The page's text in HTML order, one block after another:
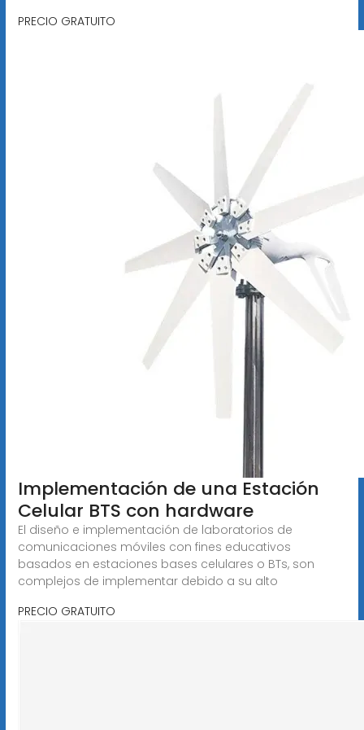
PRECIO GRATUITO
Implementación de una Estación
Celular BTS con hardware
El diseño e implementación de laboratorios de
comunicaciones móviles con fines educativos
basados en estaciones bases celulares o BTs, son
complejos de implementar debido a su alto
PRECIO GRATUITO